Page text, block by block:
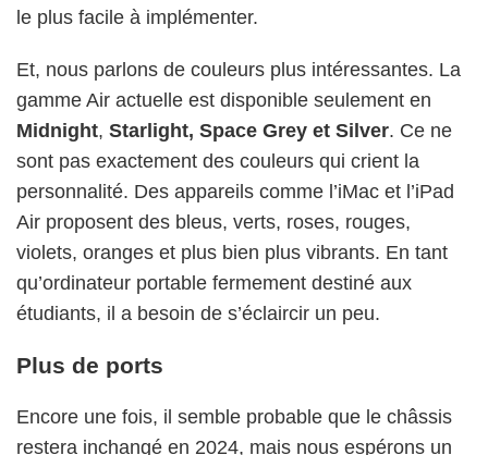
le plus facile à implémenter.
Et, nous parlons de couleurs plus intéressantes. La
gamme Air actuelle est disponible seulement en
Midnight, Starlight, Space Grey et Silver. Ce ne
sont pas exactement des couleurs qui crient la
personnalité. Des appareils comme l’iMac et l’iPad
Air proposent des bleus, verts, roses, rouges,
violets, oranges et plus bien plus vibrants. En tant
qu’ordinateur portable fermement destiné aux
étudiants, il a besoin de s’éclaircir un peu.
Plus de ports
Encore une fois, il semble probable que le châssis
restera inchangé en 2024, mais nous espérons un